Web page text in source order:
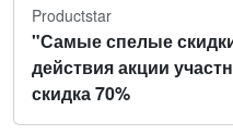
Productstar
"Самые спелые
действия акции
скидка 70%